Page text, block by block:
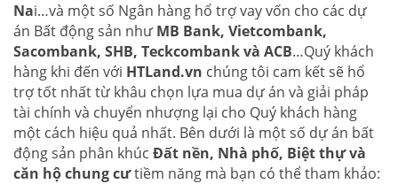
Nai…và một số Ngân hàng hổ trợ vay vốn cho các dự
án Bất động sản như MB Bank, Vietcombank,
Sacombank, SHB, Teckcombank và ACB…Quý khách
hàng khi đến với HTLand.vn chúng tôi cam kết sẽ hổ
trợ tốt nhất từ khâu chọn lựa mua dự án và giải pháp
tài chính và chuyển nhượng lại cho Quý khách hàng
một cách hiệu quả nhất. Bên dưới là một số dự án bất
động sản phân khúc Đất nền, Nhà phố, Biệt thự và
căn hộ chung cưtiềm năng mà bạn có thể tham khảo: